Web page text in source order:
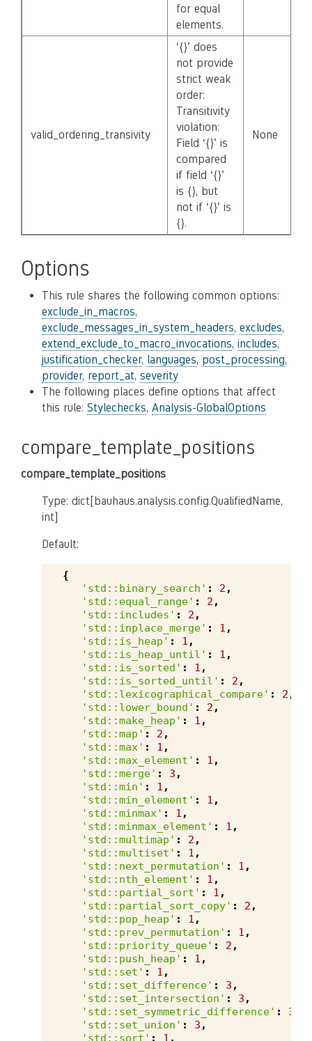
for equal
elements.
valid_ordering_transivity
‘{}’ does
not provide
strict weak
order:
Transitivity
violation:
Field ‘{}’ is
compared
if field ‘{}’
is {}, but
not if ‘{}’ is
{}.
None
Options
This rule shares the following common options:
exclude_in_macros,
exclude_messages_in_system_headers, excludes,
extend_exclude_to_macro_invocations, includes,
justification_checker, languages, post_processing,
provider, report_at, severity
The following places define options that affect
this rule: Stylechecks, Analysis-GlobalOptions
compare_template_positions
compare_template_positions
Type: dict[bauhaus.analysis.config.QualifiedName,
int]
Default:
{
'std::binary_search' : 2 ,
'std::equal_range' : 2 ,
'std::includes' : 2 ,
'std::inplace_merge' : 1 ,
'std::is_heap' : 1 ,
'std::is_heap_until' : 1 ,
'std::is_sorted' : 1 ,
'std::is_sorted_until' : 2 ,
'std::lexicographical_compare' : 2 ,
'std::lower_bound' : 2 ,
'std::make_heap' : 1 ,
'std::map' : 2 ,
'std::max' : 1 ,
'std::max_element' : 1 ,
'std::merge' : 3 ,
'std::min' : 1 ,
'std::min_element' : 1 ,
'std::minmax' : 1 ,
'std::minmax_element' : 1 ,
'std::multimap' : 2 ,
'std::multiset' : 1 ,
'std::next_permutation' : 1 ,
'std::nth_element' : 1 ,
'std::partial_sort' : 1 ,
'std::partial_sort_copy' : 2 ,
'std::pop_heap' : 1 ,
'std::prev_permutation' : 1 ,
'std::priority_queue' : 2 ,
'std::push_heap' : 1 ,
'std::set' : 1 ,
'std::set_difference' : 3 ,
'std::set_intersection' : 3 ,
'std::set_symmetric_difference' : 3
'std::set_union' : 3 ,
'std::sort' : 1 ,